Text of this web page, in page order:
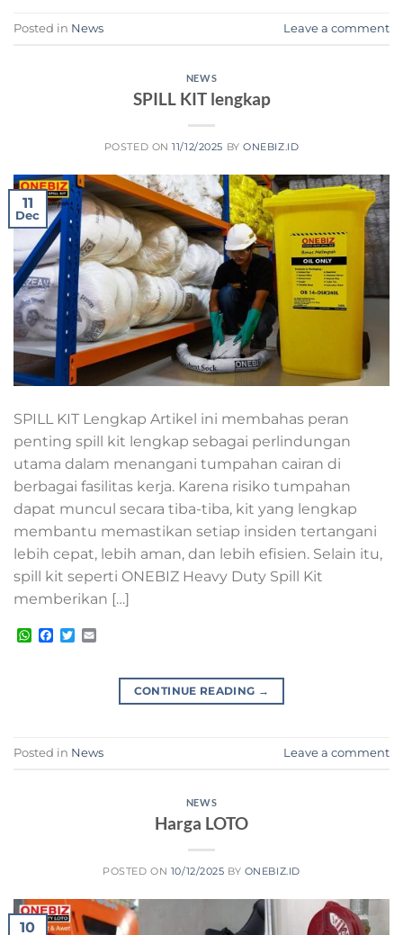
Posted in News Leave a comment
NEWS
SPILL KIT lengkap
POSTED ON11/12/2025 BYONEBIZ.ID
11
Dec
SPILL KIT Lengkap Artikel ini membahas peran
penting spill kit lengkap sebagai perlindungan
utama dalam menangani tumpahan cairan di
berbagai fasilitas kerja. Karena risiko tumpahan
dapat muncul secara tiba-tiba, kit yang lengkap
membantu memastikan setiap insiden tertangani
lebih cepat, lebih aman, dan lebih efisien. Selain itu,
spill kit seperti ONEBIZ Heavy Duty Spill Kit
memberikan […]
WhatsApp
Facebook
Twitter
CONTINUE READING →
Posted in News Leave a comment
NEWS
Harga LOTO
POSTED ON 10/12/2025 BY ONEBIZ.ID
10